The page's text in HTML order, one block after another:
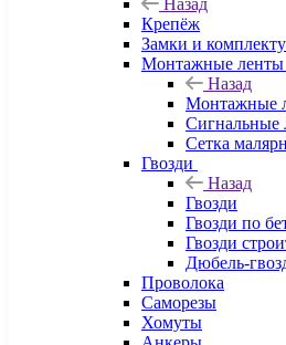
Назад
Крепёж
Замки и
Монтажные ленты
Назад
Монтажные
Сигнальные
Сетка
Гвозди
Назад
Гвозди
Гвозди по
Гвозди
Дюбель-
Проволока
Саморезы
Хомуты